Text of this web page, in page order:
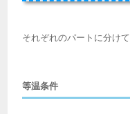
それぞれのパートに分け
等温条件